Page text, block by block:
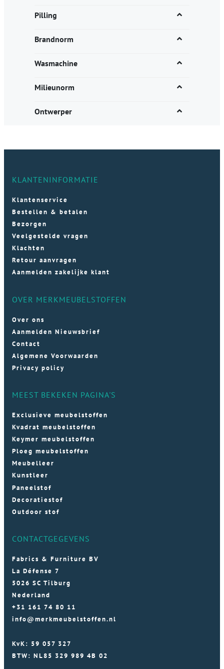
Pilling
Brandnorm
Wasmachine
Milieunorm
Ontwerper
KLANTENINFORMATIE
Klantenservice
Bestellen & betalen
Bezorgen
Veelgestelde vragen
Klachten
Retour aanvragen
Aanmelden zakelijke klant
OVER MERKMEUBELSTOFFEN
Over ons
Aanmelden Nieuwsbrief
Contact
Algemene Voorwaarden
Privacy policy
MEEST BEKEKEN PAGINA'S
Exclusieve meubelstoffen
Kvadrat meubelstoffen
Keymer meubelstoffen
Ploeg meubelstoffen
Meubelleer
Kunstleer
Paneelstof
Decoratiestof
Outdoor stof
CONTACTGEGEVENS
Fabrics & Furniture BV
La Défense 7
5026 SC Tilburg
Nederland
+31 161 74 80 11
info@merkmeubelstoffen.nl
KvK: 59 057 327
BTW: NL85 329 989 4B 02